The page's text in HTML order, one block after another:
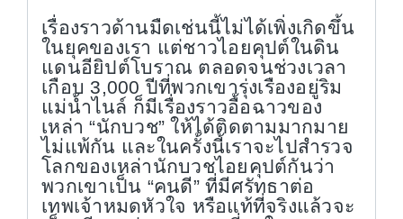
เรื่องราวด้านมืดเช่นนี้ไม่ได้เพิ่งเกิดขึ้น
ในยุคของเรา แต่ชาวไอยคุปต์ในดิน
แดนอียิปต์โบราณ ตลอดจนช่วงเวลา
เกือบ 3,000 ปีที่พวกเขารุ่งเรืองอยู่ริม
แม่น้ำไนล์ ก็มีเรื่องราวอื้อฉาวของ
เหล่า “นักบวช” ให้ได้ติดตามมากมาย
ไม่แพ้กัน และในครั้งนี้เราจะไปสำรวจ
โลกของเหล่านักบวชไอยคุปต์กันว่า
พวกเขาเป็น “คนดี” ที่มีศรัทธาต่อ
เทพเจ้าหมดหัวใจ หรือแท้ที่จริงแล้วจะ